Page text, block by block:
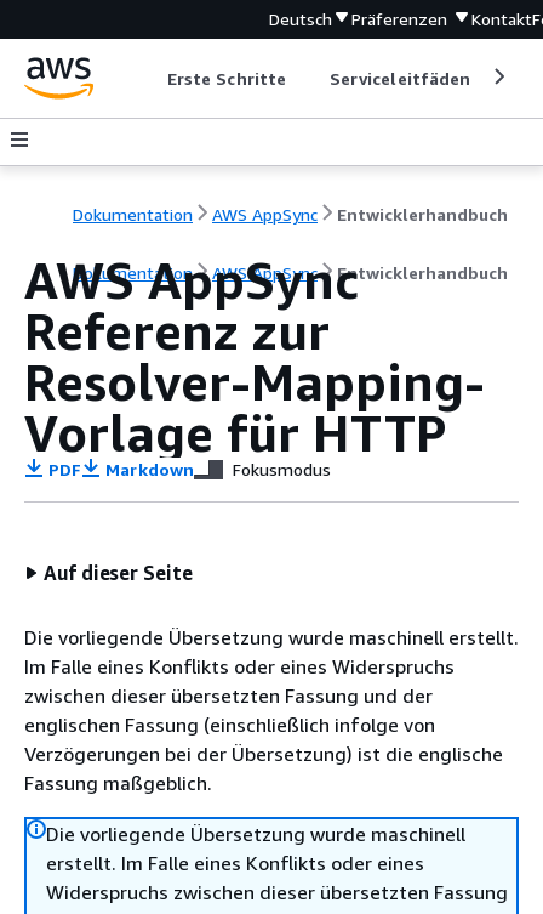
Deutsch Präferenzen Kontakt
Erste Schritte Serviceleitfäden
Dokumentation AWS AppSync Entwicklerhandbuch
Dokumentation AWS AppSync Entwicklerhandbuch
AWS AppSync
Referenz zur
Resolver-Mapping-
Vorlage für HTTP
PDF Markdown Fokusmodus
Auf dieser Seite
Die vorliegende Übersetzung wurde maschinell erstellt.
Im Falle eines Konflikts oder eines Widerspruchs
zwischen dieser übersetzten Fassung und der
englischen Fassung (einschließlich infolge von
Verzögerungen bei der Übersetzung) ist die englische
Fassung maßgeblich.
Die vorliegende Übersetzung wurde maschinell
erstellt. Im Falle eines Konflikts oder eines
Widerspruchs zwischen dieser übersetzten Fassung